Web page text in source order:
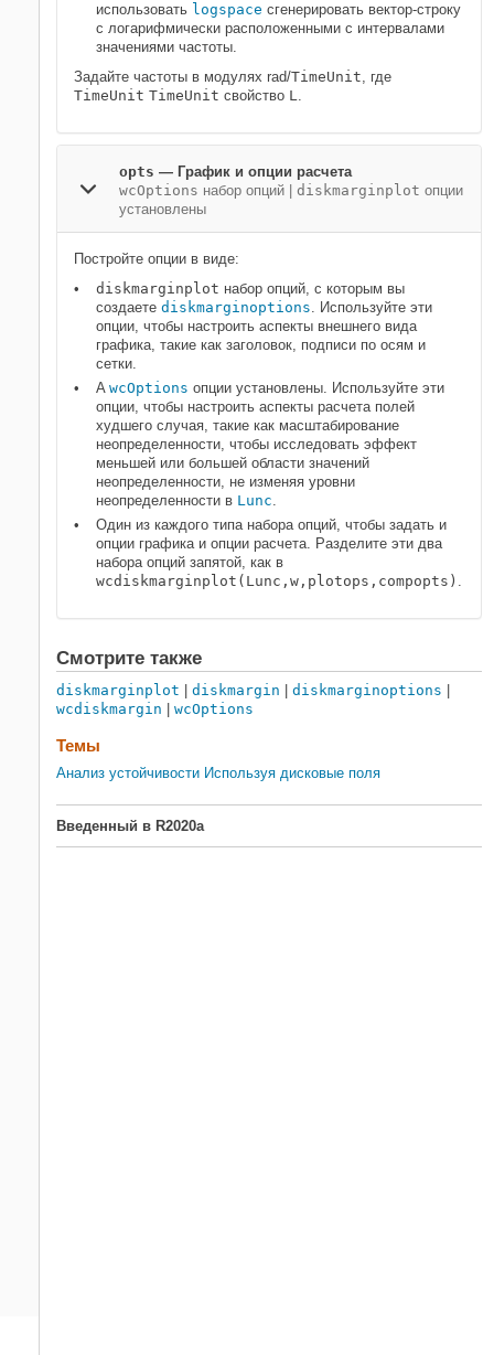
использовать logspace сгенерировать вектор-строку
с логарифмически расположенными с интервалами
значениями частоты.
Задайте частоты в модулях rad/TimeUnit, где
TimeUnit TimeUnit свойство L.
opts — График и опции расчета
wcOptions набор опций diskmarginplot опции
установлены
Постройте опции в виде:
diskmarginplot набор опций, с которым вы
создаете diskmarginoptions. Используйте эти
опции, чтобы настроить аспекты внешнего вида
графика, такие как заголовок, подписи по осям и
сетки.
A wcOptions опции установлены. Используйте эти
опции, чтобы настроить аспекты расчета полей
худшего случая, такие как масштабирование
неопределенности, чтобы исследовать эффект
меньшей или большей области значений
неопределенности, не изменяя уровни
неопределенности в Lunc.
Один из каждого типа набора опций, чтобы задать и
опции графика и опции расчета. Разделите эти два
набора опций запятой, как в
wcdiskmarginplot(Lunc,w,plotops,compopts) .
Смотрите также
diskmarginplot diskmargin diskmarginoptions
wcdiskmargin
wcOptions
Темы
Анализ устойчивости Используя дисковые поля
Введенный в R2020a